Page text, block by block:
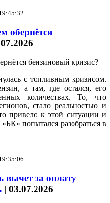
обернётся
с топливным кризисом.
а там, где остался, его
количествах. То, что
стало реальностью и
привело к этой ситуации и
попытался разобраться в
вычет за оплату
| 03.07.2026